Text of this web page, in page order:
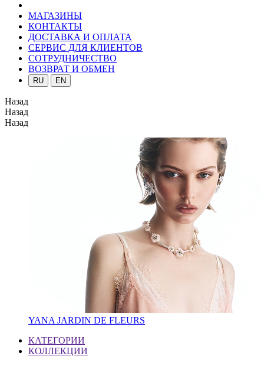
МАГАЗИНЫ
КОНТАКТЫ
ДОСТАВКА И ОПЛАТА
СЕРВИС ДЛЯ КЛИЕНТОВ
СОТРУДНИЧЕСТВО
ВОЗВРАТ И ОБМЕН
RU EN
Назад
Назад
Назад
YANA JARDIN DE FLEURS
КАТЕГОРИИ
КОЛЛЕКЦИИ